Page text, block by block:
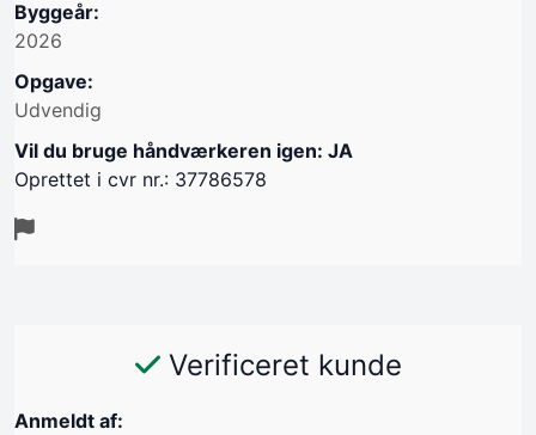
Byggeår:
2026
Opgave:
Udvendig
Vil du bruge håndværkeren igen: JA
Oprettet i cvr nr.: 37786578
Verificeret kunde
Anmeldt af: